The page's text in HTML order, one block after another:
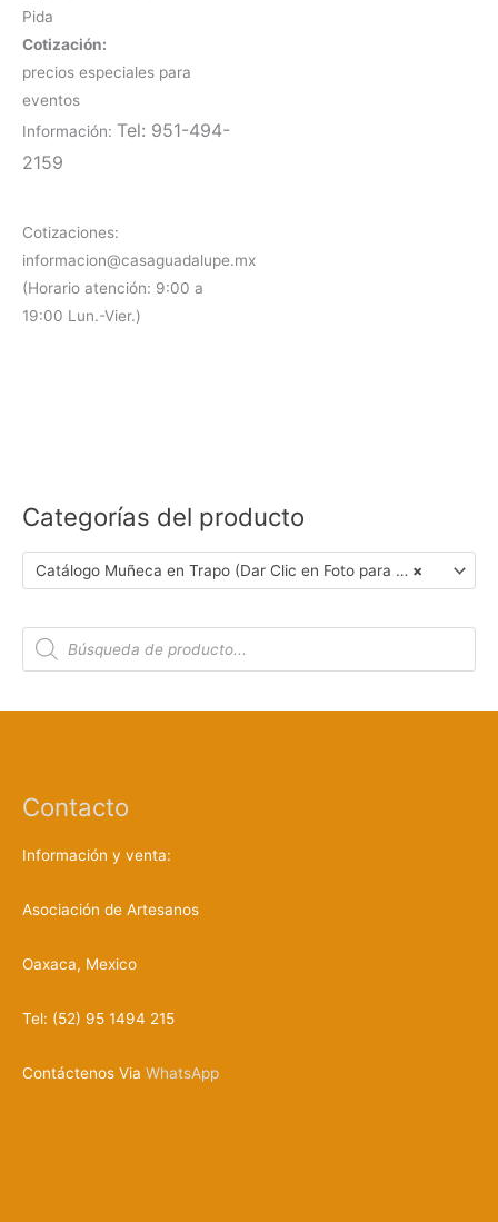
Pida
Cotización:
precios especiales para
eventos
Información: Tel: 951-494-
2159
Cotizaciones:
informacion@casaguadalupe.mx
(Horario atención: 9:00 a
19:00 Lun.-Vier.)
Categorías del producto
×
Catálogo Muñeca en Trapo (Dar Clic en Foto para Ver Detalles)
B
q
o
d
c
t
Contacto
Información y venta:
Asociación de Artesanos
Oaxaca, Mexico
Tel: (52) 95 1494 215
Contáctenos Via WhatsApp